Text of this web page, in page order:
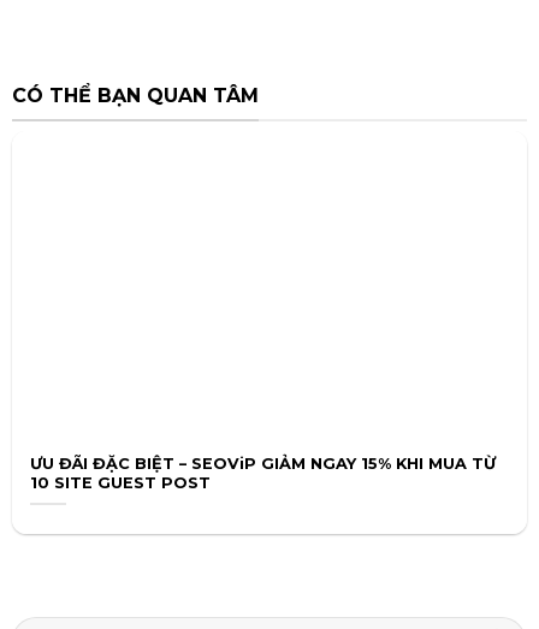
CÓ THỂ BẠN QUAN TÂM
ƯU ĐÃI ĐẶC BIỆT – SEOViP GIẢM NGAY 15% KHI MUA TỪ
10 SITE GUEST POST